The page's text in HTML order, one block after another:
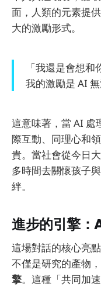
面，人類的元素提
大的激勵形式。
「我還是會想
我的激勵是 AI 無
這意味著，當 AI 處
際互動、同理心和
貴。當社會從今日
多時間去關懷孩子
絆。
進步的引擎：
這場對話的核心亮
不僅是研究的產物
擎。這種「共同加